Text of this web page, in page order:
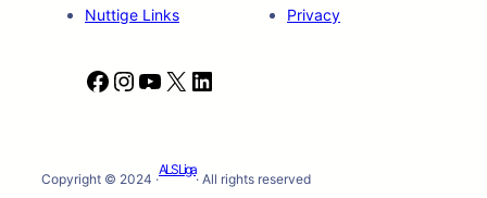
Nuttige Links
Privacy
F
b
I
a
Y
u
X
e
Copyright © 2024 ·
ALS Liga
· All rights reserved